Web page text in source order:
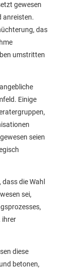
gewesen
anreisten.
das
umstritten
Einige
seien
die Wahl
sei,
ihrer
diese
betonen,